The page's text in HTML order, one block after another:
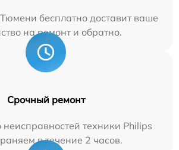
бесплатно доставит ваше
на ремонт и обратно.
Срочный ремонт
техники Philips
в течение 2 часов.